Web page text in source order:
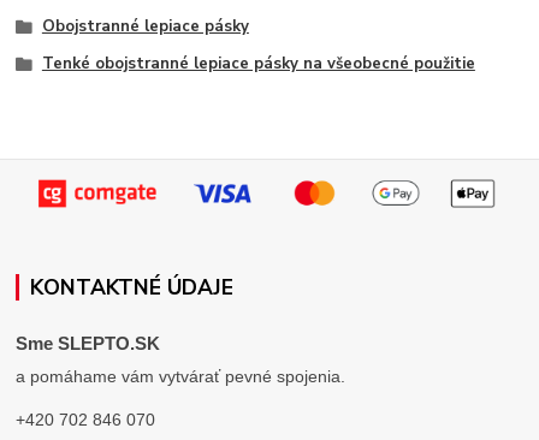
Obojstranné lepiace pásky
Tenké obojstranné lepiace pásky na všeobecné použitie
KONTAKTNÉ ÚDAJE
Sme SLEPTO.SK
a pomáhame vám vytvárať pevné spojenia.
+420 702 846 070